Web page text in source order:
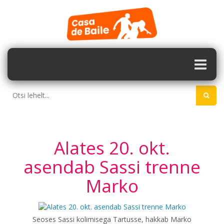
Alates 20. okt.
asendab Sassi trenne
Marko
Seoses Sassi kolimisega Tartusse, hakkab Marko